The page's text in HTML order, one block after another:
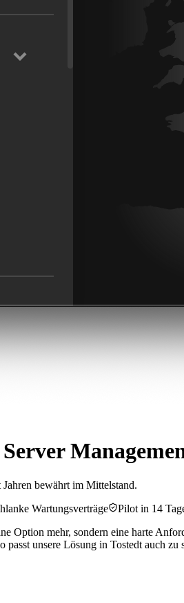
bewährt im Mittelstand.
Wartungsverträge
Pilot in 14
mehr, sondern eine harte
unsere Lösung in Tostedt auch